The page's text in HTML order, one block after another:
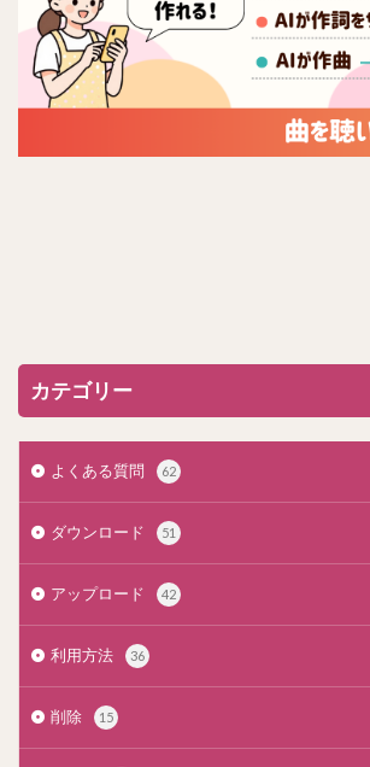
カテゴリー
よくある質問 62
ダウンロード 51
アップロード 42
利用方法 36
削除 15